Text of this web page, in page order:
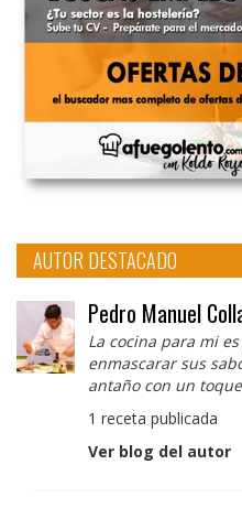
AUTOR DESTACADO
Pedro Manuel
La cocina para mi
enmascarar sus
antaño con un
1 receta publicada
Ver blog del autor